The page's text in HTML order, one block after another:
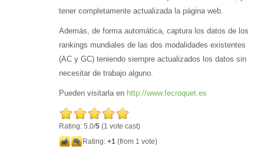
tener completamente actualizada la página web.
Además, de forma automática, captura los datos de los
rankings mundiales de las dos modalidades existentes
(AC y GC) teniendo siempre actualizados los datos sin
necesitar de trabajo alguno.
Pueden visitarla en http://www.fecroquet.es
Rating: 5.0/5 (1 vote cast)
Rating: +1 (from 1 vote)